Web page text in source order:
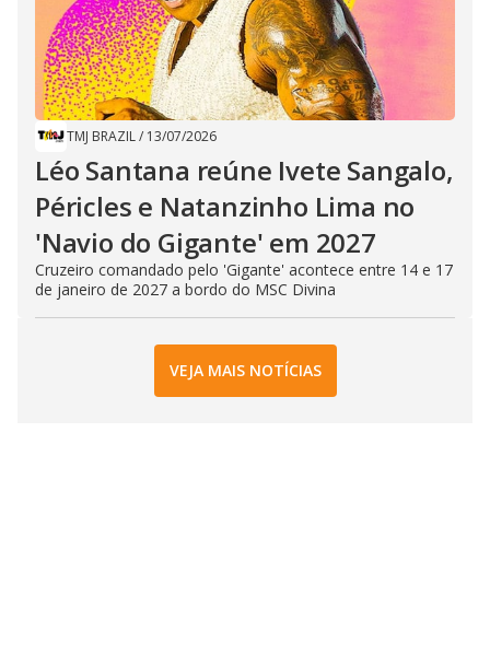
TMJ BRAZIL/ 13/07/2026
Léo Santana reúne Ivete Sangalo,
Péricles e Natanzinho Lima no
'Navio do Gigante' em 2027
Cruzeiro comandado pelo 'Gigante' acontece entre 14 e 17
de janeiro de 2027 a bordo do MSC Divina
VEJA MAIS NOTÍCIAS